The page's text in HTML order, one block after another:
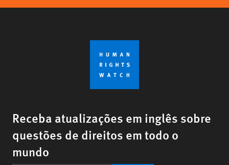
Receba atualizações em inglês sobre
questões de direitos em todo o
mundo